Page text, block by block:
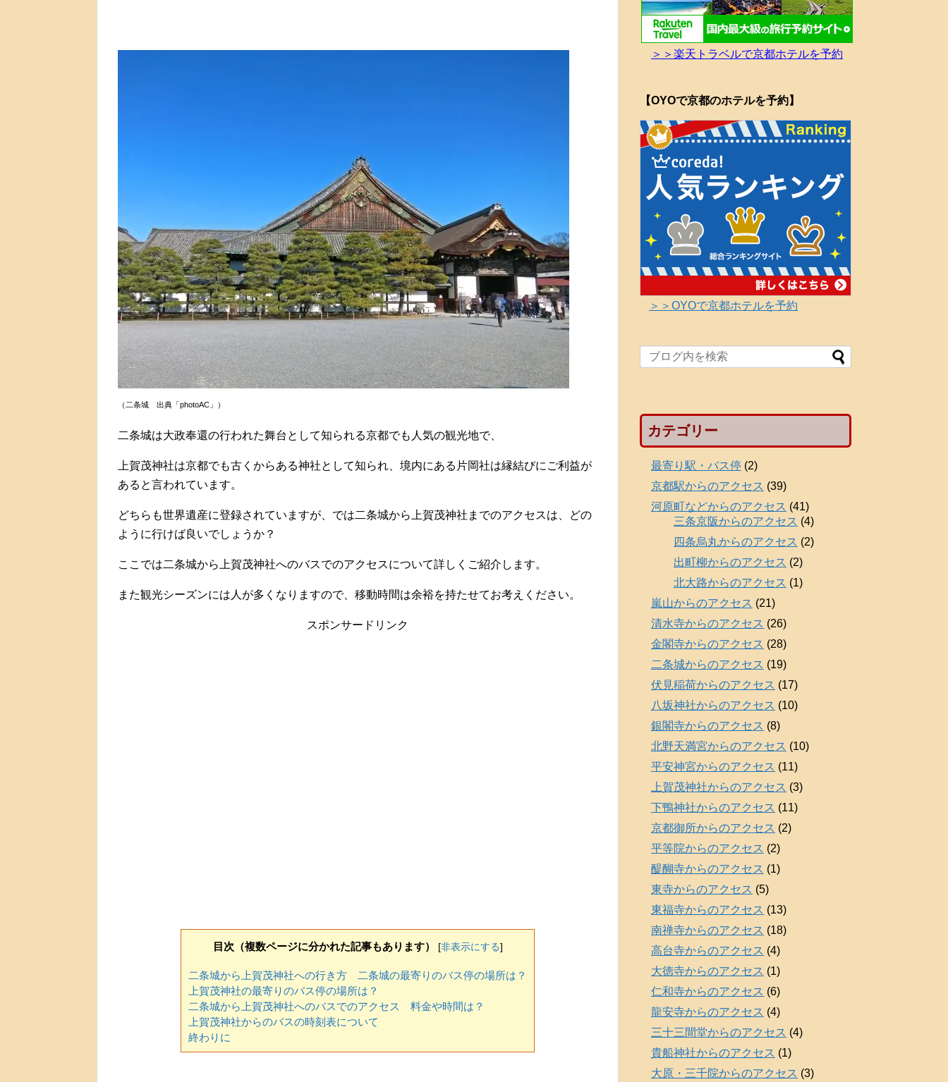
（二条城 出典「photoAC」）
二条城は大政奉還の行われた舞台として知られる京都でも人気の観光地で、
上賀茂神社は京都でも古くからある神社として知られ、境内にある片岡社は縁結びにご利益が
あると言われています。
どちらも世界遺産に登録されていますが、では二条城から上賀茂神社までのアクセスは、どの
ように行けば良いでしょうか？
ここでは二条城から上賀茂神社へのバスでのアクセスについて詳しくご紹介します。
また観光シーズンには人が多くなりますので、移動時間は余裕を持たせてお考えください。
スポンサードリンク
目次（複数ページに分かれた記事もあります） [非表示にする]
二条城から上賀茂神社への行き方 二条城の最寄りのバス停の場所は？
上賀茂神社の最寄りのバス停の場所は？
二条城から上賀茂神社へのバスでのアクセス 料金や時間は？
上賀茂神社からのバスの時刻表について
終わりに
＞＞楽天トラベルで京都ホテルを予約
【OYOで京都のホテルを予約】
＞＞OYOで京都ホテルを予約
カテゴリー
最寄り駅・バス停 (2)
京都駅からのアクセス (39)
河原町などからのアクセス (41)
三条京阪からのアクセス (4)
四条烏丸からのアクセス (2)
出町柳からのアクセス (2)
北大路からのアクセス (1)
嵐山からのアクセス (21)
清水寺からのアクセス (26)
金閣寺からのアクセス (28)
二条城からのアクセス (19)
伏見稲荷からのアクセス (17)
八坂神社からのアクセス (10)
銀閣寺からのアクセス (8)
北野天満宮からのアクセス (10)
平安神宮からのアクセス (11)
上賀茂神社からのアクセス (3)
下鴨神社からのアクセス (11)
京都御所からのアクセス (2)
平等院からのアクセス (2)
醍醐寺からのアクセス (1)
東寺からのアクセス (5)
東福寺からのアクセス (13)
南禅寺からのアクセス (18)
高台寺からのアクセス (4)
大徳寺からのアクセス (1)
仁和寺からのアクセス (6)
龍安寺からのアクセス (4)
三十三間堂からのアクセス (4)
貴船神社からのアクセス (1)
大原・三千院からのアクセス (3)